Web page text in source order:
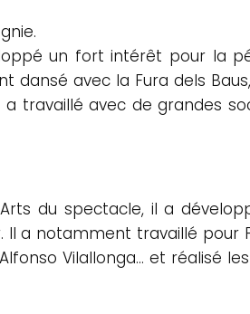
un fort intérêt pour la
avec la Fura dels
a travaillé avec de grandes
du spectacle, il a
a notamment travaillé pour
Vilallonga… et réalisé